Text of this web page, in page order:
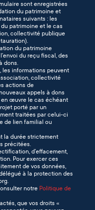
sont enregistrées
du patrimoine et
suivants : les
patrimoine et le cas
collectivité publique
du patrimoine
du reçu fiscal, des
dons.
les informations peuvent
collectivité
actions de
appels à dons
œuvre le cas échéant
porté par un
traitées par celui-ci
de lien familial ou
la durée strictement
précitées.
d’effacement,
Pour exercer ces
de vos données,
à la protection des
notre Politique de
que vos droits «